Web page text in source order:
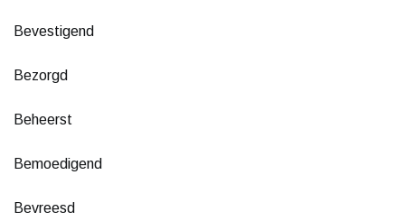
Bevestigend
Bezorgd
Beheerst
Bemoedigend
Bevreesd